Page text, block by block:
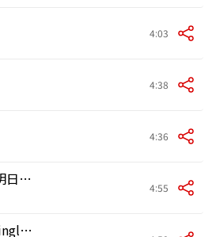
4:03
4:38
4:36
TOMORROW ~明日の君へ~ 4:55
all night long Single Mix (Single Mix)